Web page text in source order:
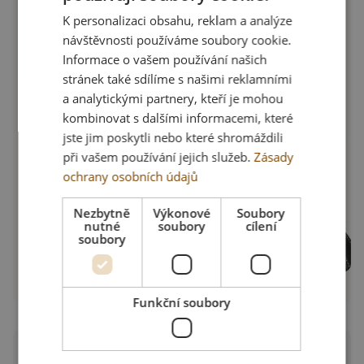
bezpečnost a extrémní mechanickou
odolnost.
K personalizaci obsahu, reklam a analýze
návštěvnosti používáme soubory cookie.
Informace o vašem používání našich
stránek také sdílíme s našimi reklamními
a analytickými partnery, kteří je mohou
kombinovat s dalšími informacemi, které
jste jim poskytli nebo které shromáždili
při vašem používání jejich služeb.Zásady
ochrany osobních údajů
Nezbytně
nutné
soubory
Výkonové
soubory
Soubory
cílení
Funkční soubory